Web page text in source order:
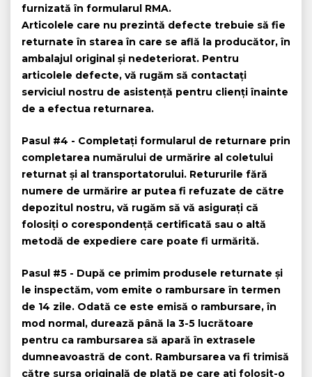
furnizată în formularul RMA.
Articolele care nu prezintă defecte trebuie să fie
returnate în starea în care se află la producător, în
ambalajul original și nedeteriorat. Pentru
articolele defecte, vă rugăm să contactați
serviciul nostru de asistență pentru clienți înainte
de a efectua returnarea.
Pasul #4 - Completați formularul de returnare prin
completarea numărului de urmărire al coletului
returnat și al transportatorului. Retururile fără
numere de urmărire ar putea fi refuzate de către
depozitul nostru, vă rugăm să vă asigurați că
folosiți o corespondență certificată sau o altă
metodă de expediere care poate fi urmărită.
Pasul #5 - După ce primim produsele returnate și
le inspectăm, vom emite o rambursare în termen
de 14 zile. Odată ce este emisă o rambursare, în
mod normal, durează până la 3-5 lucrătoare
pentru ca rambursarea să apară în extrasele
dumneavoastră de cont. Rambursarea va fi trimisă
către sursa originală de plată pe care ați folosit-o